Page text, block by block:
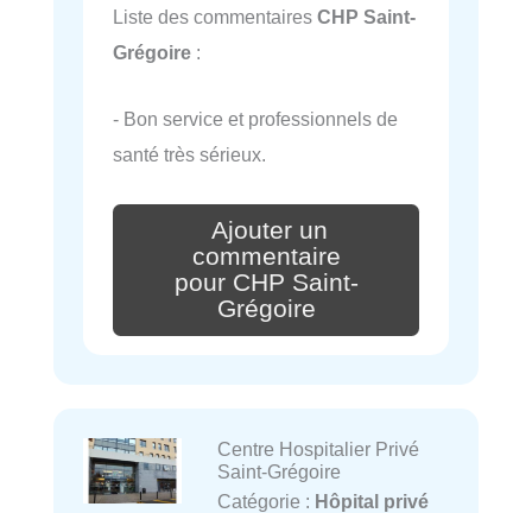
Liste des commentaires CHP Saint-
Grégoire :
- Bon service et professionnels de
santé très sérieux.
Ajouter un
commentaire
pour CHP Saint-
Grégoire
Centre Hospitalier Privé
Saint-Grégoire
Catégorie : Hôpital privé